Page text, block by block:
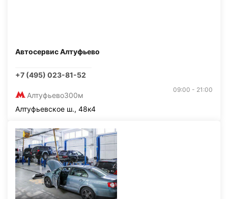
Автосервис Алтуфьево
+7 (495) 023-81-52
Алтуфьево300м
09:00 - 21:00
Алтуфьевское ш., 48к4